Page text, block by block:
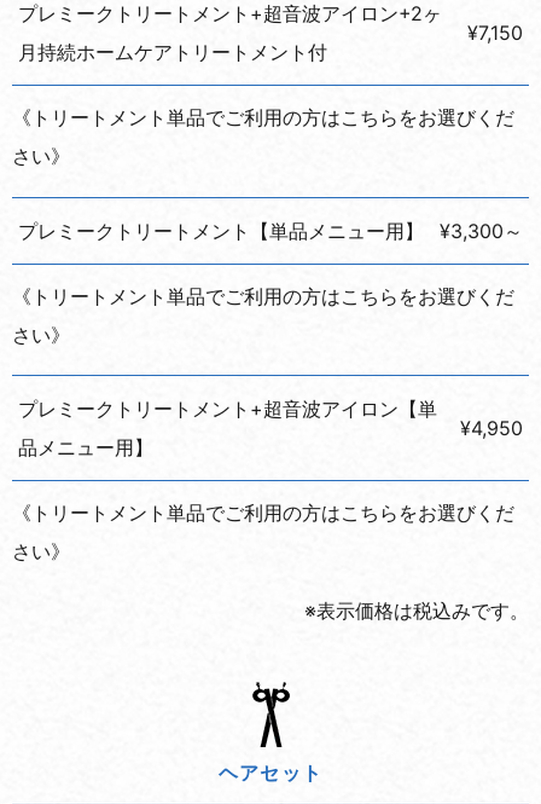
プレミークトリートメント+超音波アイロン+2ヶ
月持続ホームケアトリートメント付
¥7,150
《トリートメント単品でご利用の方はこちらをお選びくだ
さい》
プレミークトリートメント【単品メニュー用】 ¥3,300～
《トリートメント単品でご利用の方はこちらをお選びくだ
さい》
プレミークトリートメント+超音波アイロン【単
品メニュー用】
¥4,950
《トリートメント単品でご利用の方はこちらをお選びくだ
さい》
※表示価格は税込みです。
ヘアセット